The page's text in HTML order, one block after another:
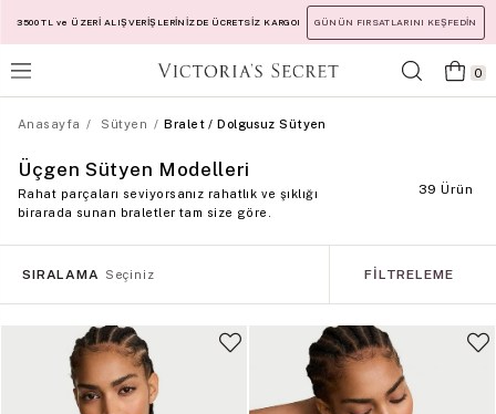
3500 TL ve ÜZERİ ALIŞVERİŞLERİNİZDE ÜCRETSİZ KARGO! GÜNÜN FIRSATLARINI KEŞFEDİN
0
Anasayfa Sütyen Bralet / Dolgusuz Sütyen
Üçgen Sütyen Modelleri
Rahat parçaları seviyorsanız rahatlık ve şıklığı
birarada sunan braletler tam size göre.
39 Ürün
FILTRELEME
SIRALAMA Seçiniz